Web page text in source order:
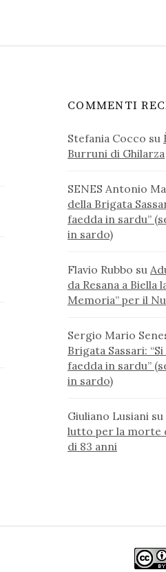
COMMENTI
Stefania Cocco su
Burruni di Ghilarza
SENES Antonio
della Brigata
faedda in sardu”
in sardo)
Flavio Rubbo su
da Resana a Biella
Memoria” per il
Sergio Mario
Brigata Sassari:
faedda in sardu”
in sardo)
Giuliano Lusiani su
lutto per la morte
di 83 anni